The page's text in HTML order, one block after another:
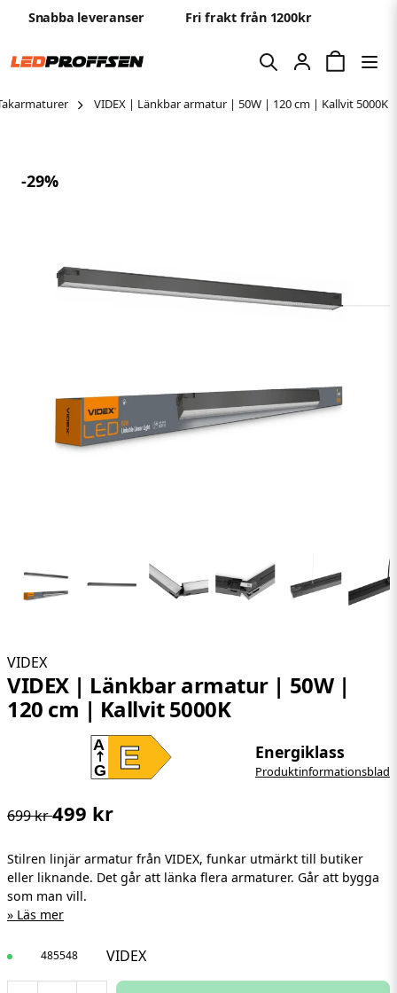
Snabba leveranser Fri frakt från 1200kr
VIDEX | Länkbar armatur | 50W | 120 cm | Kallvit 5000K
-29%
VIDEX
VIDEX | Länkbar armatur | 50W |
120 cm | Kallvit 5000K
E
A
G
Energiklass
Produktinformationsblad
699 kr499 kr
Stilren linjär armatur från VIDEX, funkar utmärkt till butiker
eller liknande. Det går att länka flera armaturer. Går att bygga
som man vill.
Läs mer
485548 VIDEX